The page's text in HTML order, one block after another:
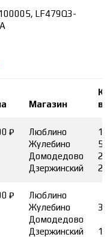
LF479Q3-
Магазин
во
₽
Люблино
Жулебино
Домодедово
Дзержинский
1
5
2
2
₽
Люблино
Жулебино
Домодедово
Дзержинский
3
1